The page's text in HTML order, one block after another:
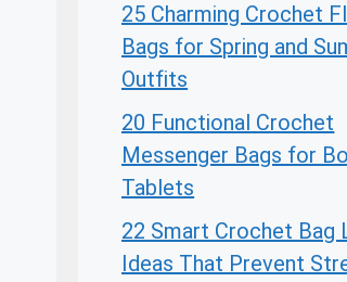
25 Charming Crochet
Bags for Spring and
Outfits
20 Functional Crochet
Messenger Bags for
Tablets
22 Smart Crochet Bag
Ideas That Prevent